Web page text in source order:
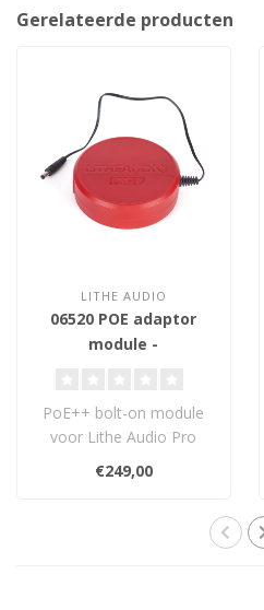
Gerelateerde producten
LITHE AUDIO
06520 POE adaptor
module -
PoE++ bolt-on module
voor Lithe Audio Pro
plafondluidsprekers.
€249,00